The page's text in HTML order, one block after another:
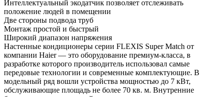
Интеллектуальный экодатчик позволяет отслеживать
положение людей в помещении
Две стороны подвода труб
Монтаж простой и быстрый
Широкий диапазон напряжения
Настенные кондиционеры серии FLEXIS Super Match от
компании Haier — это оборудование премиум-класса, в
разработке которого производитель использовал самые
передовые технологии и современные комплектующие. В
модельный ряд вошли устройства мощностью до 7 кВт,
обслуживающие площадь не более 70 кв. м. Внутренние